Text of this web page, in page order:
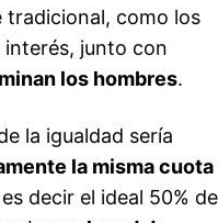
tradicional, como los
junto con
los hombres.
la igualdad sería
la misma cuota
decir el ideal 50% de